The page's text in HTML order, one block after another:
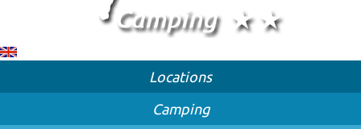
Locations
Camping